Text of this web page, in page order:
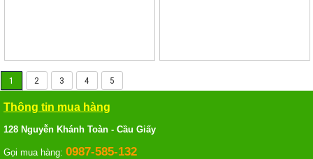
1 2 3 4 5
Thông tin mua hàng
128 Nguyễn Khánh Toàn - Cầu Giấy
Gọi mua hàng: 0987-585-132